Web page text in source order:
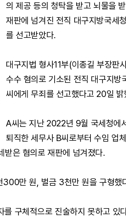
의 제공 등의 청탁을 받고 뇌물을
재판에 넘겨진 전직 대구지방국세
를 선고받았다.
대구지법 형사11부(이종길 부장판
수수 혐의로 기소된 전직 대구지방
씨에게 무죄를 선고했다고 20일 밝
A씨는 지난 2022년 9월 국세청에
퇴직한 세무사 B씨로부터 수임 업
은 혐의로 재판에 넘겨졌다.
300만 원, 벌금 3천만 원을 구형했
구체적으로 진술하지 못하고 있